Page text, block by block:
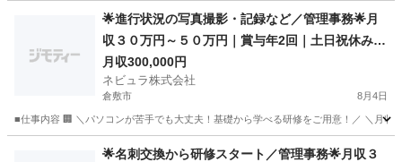
🌟進行状況の写真撮影・記録など／管理事務🌟月
収３０万円～５０万円｜賞与年2回｜土日祝休み｜
研修充実｜寮・住宅手当あり
月収300,000円
ネビュラ株式会社
倉敷市 8月4日
■仕事内容 🏢 ＼パソコンが苦手でも大丈夫！基礎から学べる研修をご用意！／ ＼月
事務 未経験
🌟名刺交換から研修スタート／管理事務🌟月収３